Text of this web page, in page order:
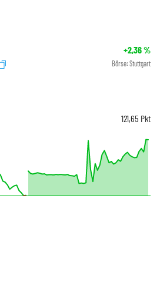
+2,36%
Börse: Stuttgart
121,65 Pkt